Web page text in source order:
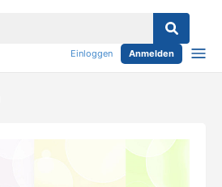
Einloggen Anmelden